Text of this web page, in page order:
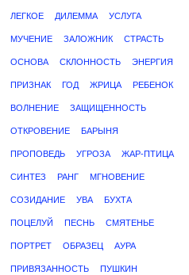
ЛЕГКОЕ ДИЛЕММА УСЛУГА
МУЧЕНИЕ ЗАЛОЖНИК СТРАСТЬ
ОСНОВА СКЛОННОСТЬ ЭНЕРГИЯ
ПРИЗНАК ГОД ЖРИЦА РЕБЕНОК
ВОЛНЕНИЕ ЗАЩИЩЕННОСТЬ
ОТКРОВЕНИЕ БАРЫНЯ
ПРОПОВЕДЬ УГРОЗА ЖАР-ПТИЦА
СИНТЕЗ РАНГ МГНОВЕНИЕ
СОЗИДАНИЕ УВА БУХТА
ПОЦЕЛУЙ ПЕСНЬ СМЯТЕНЬЕ
ПОРТРЕТ ОБРАЗЕЦ АУРА
ПРИВЯЗАННОСТЬ ПУШКИН